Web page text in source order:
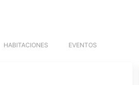
HABITACIONES EVENTOS